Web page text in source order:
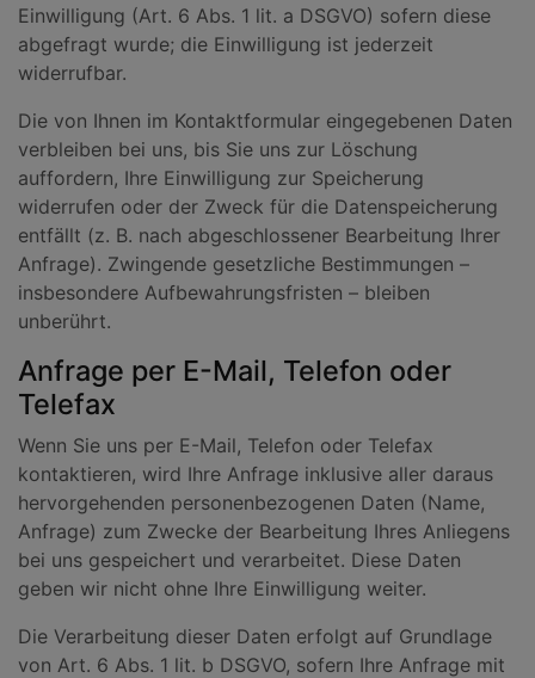
Einwilligung (Art. 6 Abs. 1 lit. a DSGVO) sofern diese
abgefragt wurde; die Einwilligung ist jederzeit
widerrufbar.
Die von Ihnen im Kontaktformular eingegebenen Daten
verbleiben bei uns, bis Sie uns zur Löschung
auffordern, Ihre Einwilligung zur Speicherung
widerrufen oder der Zweck für die Datenspeicherung
entfällt (z. B. nach abgeschlossener Bearbeitung Ihrer
Anfrage). Zwingende gesetzliche Bestimmungen –
insbesondere Aufbewahrungsfristen – bleiben
unberührt.
Anfrage per E-Mail, Telefon oder
Telefax
Wenn Sie uns per E-Mail, Telefon oder Telefax
kontaktieren, wird Ihre Anfrage inklusive aller daraus
hervorgehenden personenbezogenen Daten (Name,
Anfrage) zum Zwecke der Bearbeitung Ihres Anliegens
bei uns gespeichert und verarbeitet. Diese Daten
geben wir nicht ohne Ihre Einwilligung weiter.
Die Verarbeitung dieser Daten erfolgt auf Grundlage
von Art. 6 Abs. 1 lit. b DSGVO, sofern Ihre Anfrage mit